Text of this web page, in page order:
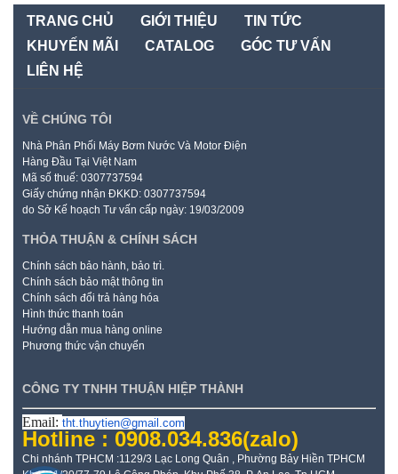
TRANG CHỦ GIỚI THIỆU
TIN TỨC
KHUYẾN MÃI
CATALOG
GÓC TƯ VẤN
LIÊN HỆ
VỀ CHÚNG TÔI
Nhà Phân Phối Máy Bơm Nước Và Motor Điện
Hàng Đầu Tại Việt Nam
Mã số thuế: 0307737594
Giấy chứng nhận ĐKKD: 0307737594
do Sở Kế hoạch Tư vấn cấp ngày: 19/03/2009
THỎA THUẬN & CHÍNH SÁCH
Chính sách bảo hành, bảo trì.
Chính sách bảo mật thông tin
Chính sách đổi trả hàng hóa
Hình thức thanh toán
Hướng dẫn mua hàng online
Phương thức vận chuyển
CÔNG TY TNHH THUẬN HIỆP THÀNH
Email: tht.thuytien@gmail.com
Hotline : 0908.034.836(zalo)
Chi nhánh TPHCM :1129/3 Lạc Long Quân , Phường Bảy Hiền TPHCM